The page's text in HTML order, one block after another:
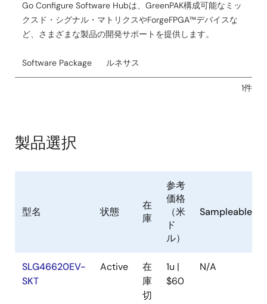
Go Configure Software Hubは、GreenPAK構成可能なミッ
クスド・シグナル・マトリクスやForgeFPGA™デバイスな
ど、さまざまな製品の開発サポートを提供します。
Software Package ルネサス
1件
製品選択
型名 状態
在
庫
参考
価格
（米
ド
ル）
Sampleable
SLG46620EV-
SKT
Active
在
庫
切
1u |
$60
N/A